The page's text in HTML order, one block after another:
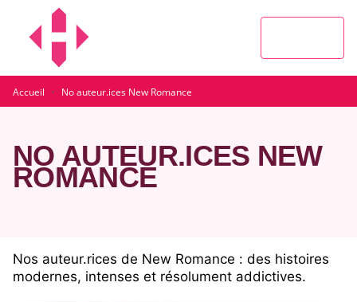
MENU
Accueil · No auteur.ices New Romance
NO AUTEUR.ICES NEW
ROMANCE
Nos auteur.rices de New Romance : des histoires
modernes, intenses et résolument addictives.